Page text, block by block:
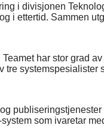
i divisjonen
i ettertid. Sammen
har stor grad
som ivaretar